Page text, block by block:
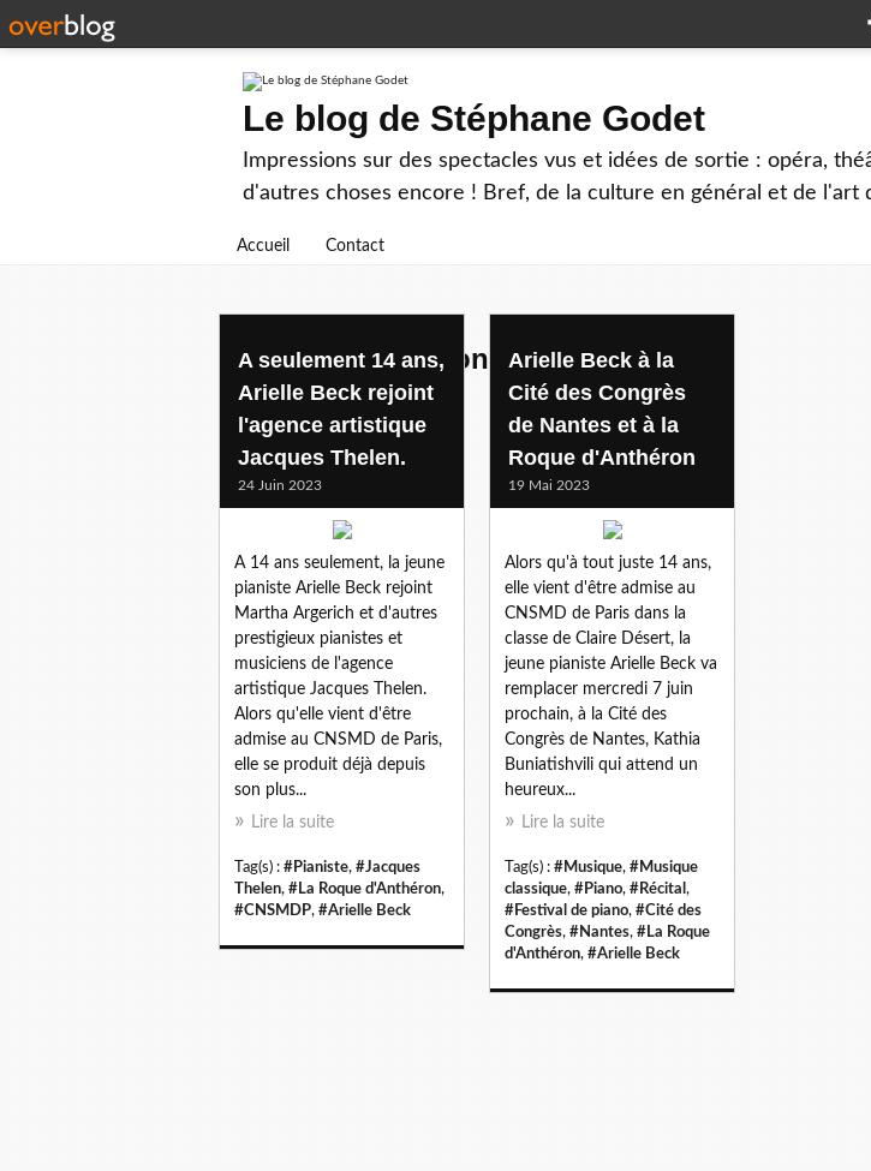
Le blog de Stéphane Godet
Impressions sur des spectacles vus et idées de sortie : opéra,
d'autres choses encore ! Bref, de la culture en général et de l'art
Accueil Contact
la roque d'antheron
A seulement 14 ans,
Arielle Beck rejoint
l'agence artistique
Jacques Thelen.
24 Juin 2023
A 14 ans seulement, la jeune
pianiste Arielle Beck rejoint
Martha Argerich et d'autres
prestigieux pianistes et
musiciens de l'agence
artistique Jacques Thelen.
Alors qu'elle vient d'être
admise au CNSMD de Paris,
elle se produit déjà depuis
son plus...
Lire la suite
Tag(s) : #Pianiste, #Jacques
Thelen, #La Roque d'Anthéron,
#CNSMDP, #Arielle Beck
Arielle Beck à la
Cité des Congrès
de Nantes et à la
Roque d'Anthéron
19 Mai 2023
Alors qu'à tout juste 14 ans,
elle vient d'être admise au
CNSMD de Paris dans la
classe de Claire Désert, la
jeune pianiste Arielle Beck va
remplacer mercredi 7 juin
prochain, à la Cité des
Congrès de Nantes, Kathia
Buniatishvili qui attend un
heureux...
Lire la suite
Tag(s) : #Musique, #Musique
classique, #Piano, #Récital ,
#Festival de piano, #Cité des
Congrès, #Nantes, #La Roque
d'Anthéron, #Arielle Beck